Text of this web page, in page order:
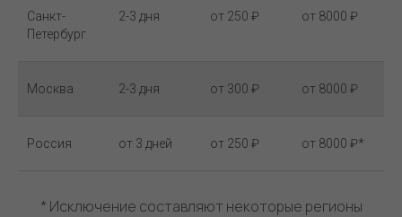
Санкт-
Петербург
2-3 дня от 250 ₽ от 8000 ₽
Москва 2-3 дня от 300 ₽ от 8000 ₽
Россия от 3 дней от 250 ₽ от 8000 ₽*
* Исключение составляют некоторые регионы